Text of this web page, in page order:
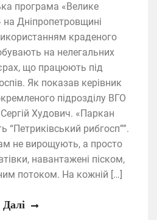
програма «Велике
на Дніпропетровщині
краденого
на нелегальних
що працюють під
Як показав керівник
підрозділу ВГО
Сергій Худович. «Паркан
“Петриківський рибгосп””.
не вирощують, а просто
навантажені піском,
потоком. На кожній […]
Далі